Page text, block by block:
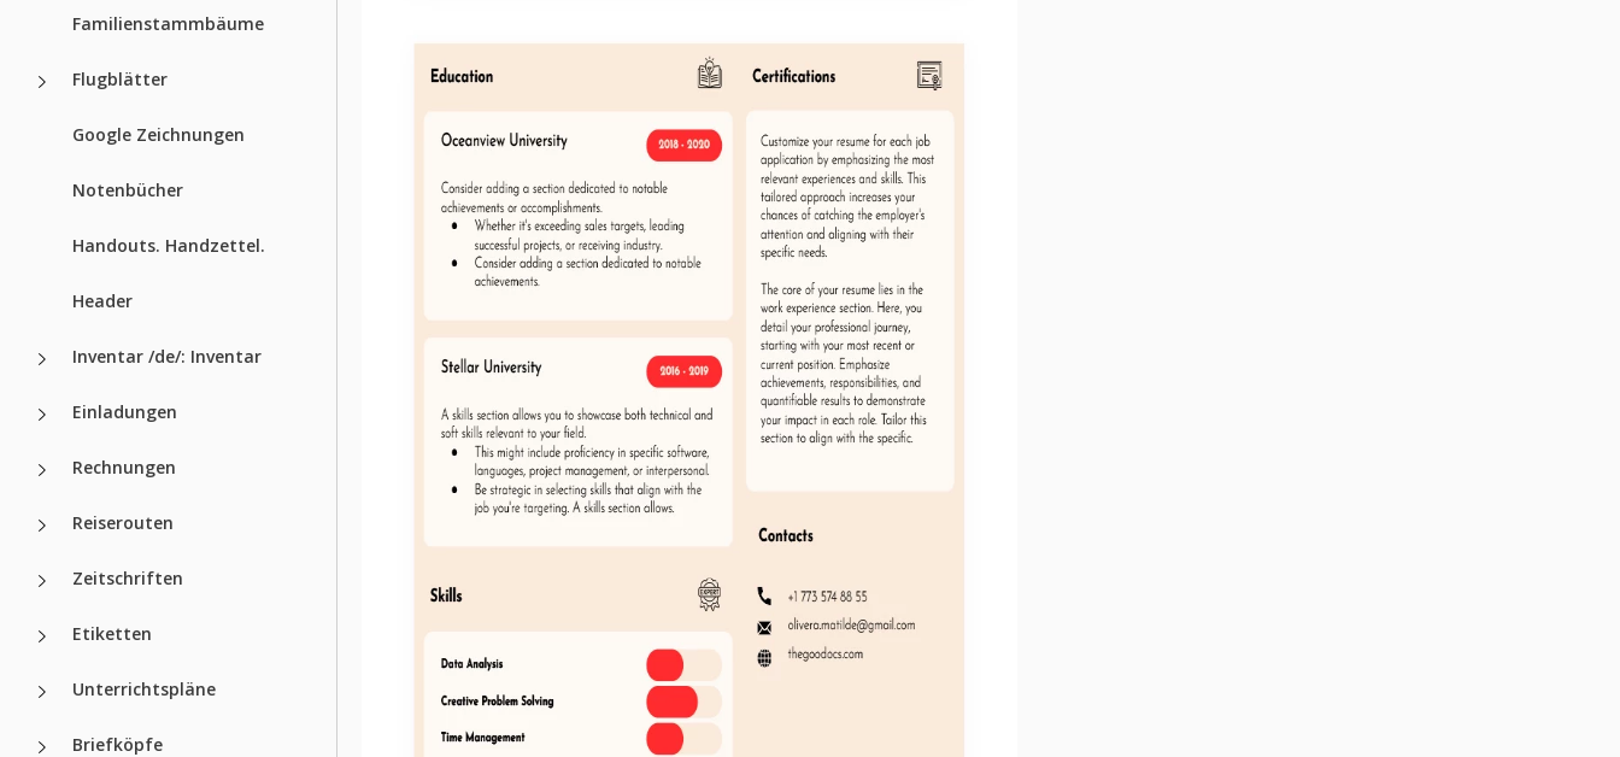
Familienstammbäume
Flugblätter
Google Zeichnungen
Notenbücher
Handouts. Handzettel.
Header
Inventar /de/: Inventar
Einladungen
Rechnungen
Reiserouten
Zeitschriften
Etiketten
Unterrichtspläne
Briefköpfe